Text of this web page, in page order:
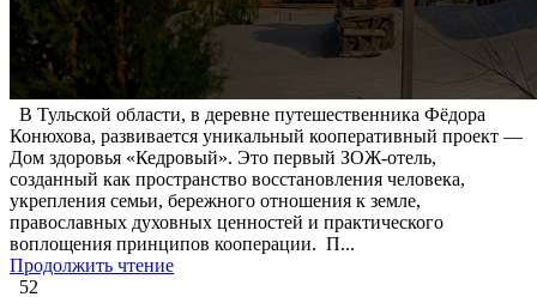
В Тульской области, в деревне путешественника Фёдора
Конюхова, развивается уникальный кооперативный проект —
Дом здоровья «Кедровый». Это первый ЗОЖ-отель,
созданный как пространство восстановления человека,
укрепления семьи, бережного отношения к земле,
православных духовных ценностей и практического
воплощения принципов кооперации. П...
Продолжить чтение
52